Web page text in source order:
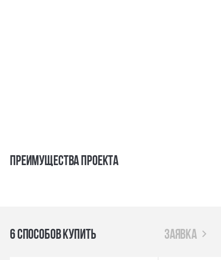
Преимущества проекта
6 способов купить заявка